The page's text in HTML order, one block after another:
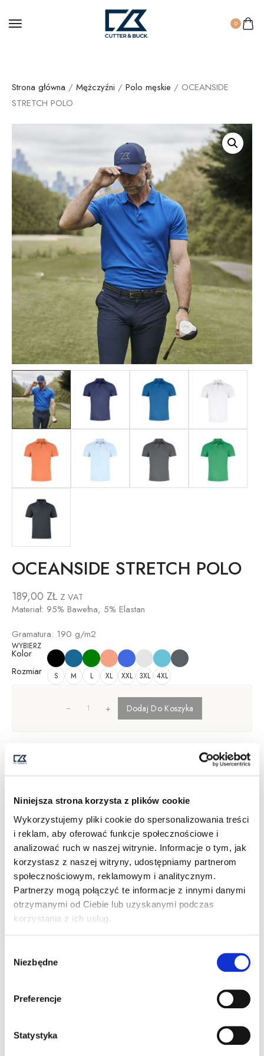
Niniejsza strona korzysta z plików cookie
Wykorzystujemy pliki cookie do spersonalizowania treści
i reklam, aby oferować funkcje społecznościowe i
analizować ruch w naszej witrynie. Informacje o tym, jak
korzystasz z naszej witryny, udostępniamy partnerom
społecznościowym, reklamowym i analitycznym.
Partnerzy mogą połączyć te informacje z innymi danymi
otrzymanymi od Ciebie lub uzyskanymi podczas
korzystania z ich usług.
Niezbędne
Preferencje
Statystyka
0
Strona główna / Mężczyźni / Polo męskie / OCEANSIDE
STRETCH POLO
OCEANSIDE STRETCH POLO
189,00 ZŁ Z VAT
Materiał: 95% Bawełna, 5% Elastan
Gramatura: 190 g/m2
WYBIERZ
Kolor
Rozmiar
S M L XL XXL 3XL 4XL
+ Dodaj Do Koszyka
Opis
Informacje dodatkowe
Dostawa i Zwroty
Tabela Rozmiarów
SKU: 354430
KategorieGolf ,Mężczyźni,Polo męskie
Wersja Męska/Damska